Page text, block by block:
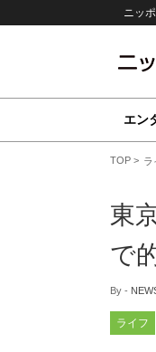
ニッ
エン
TOP ラ
東
で
By -
ライフ